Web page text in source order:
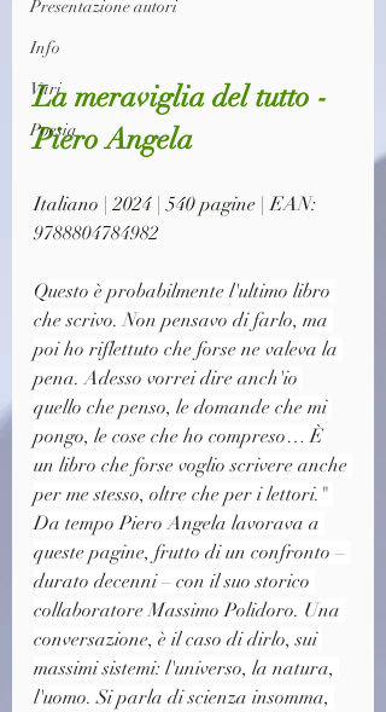
Presentazione autori
Info
Vari
Poesia
La meraviglia del tutto -
Piero Angela
Italiano | 2024 | 540 pagine | EAN:
9788804784982
Questo è probabilmente l'ultimo libro
che scrivo. Non pensavo di farlo, ma
poi ho riflettuto che forse ne valeva la
pena. Adesso vorrei dire anch'io
quello che penso, le domande che mi
pongo, le cose che ho compreso… È
un libro che forse voglio scrivere anche
per me stesso, oltre che per i lettori."
Da tempo Piero Angela lavorava a
queste pagine, frutto di un confronto –
durato decenni – con il suo storico
collaboratore Massimo Polidoro. Una
conversazione, è il caso di dirlo, sui
massimi sistemi: l'universo, la natura,
l'uomo. Si parla di scienza insomma,